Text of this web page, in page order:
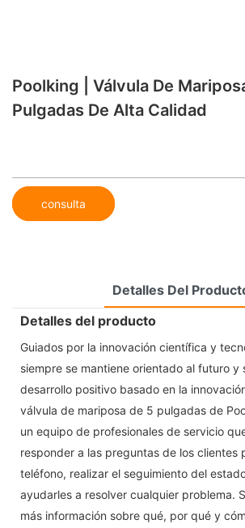
Poolking | Válvula De
Pulgadas De Alta Calidad
consulta
Detalles Del
Detalles del producto
Guiados por la innovación científica y
siempre se mantiene orientado al futuro y
desarrollo positivo basado en la
válvula de mariposa de 5 pulgadas de
un equipo de profesionales de servicio
responder a las preguntas de los clientes
teléfono, realizar el seguimiento del
ayudarles a resolver cualquier problema.
más información sobre qué, por qué y